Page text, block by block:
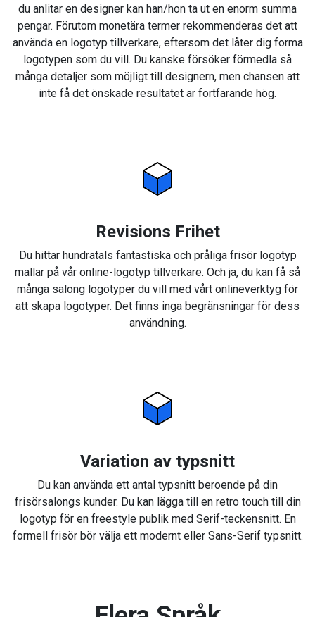
du anlitar en designer kan han/hon ta ut en enorm summa
pengar. Förutom monetära termer rekommenderas det att
använda en logotyp tillverkare, eftersom det låter dig forma
logotypen som du vill. Du kanske försöker förmedla så
många detaljer som möjligt till designern, men chansen att
inte få det önskade resultatet är fortfarande hög.
Revisions Frihet
Du hittar hundratals fantastiska och pråliga frisör logotyp
mallar på vår online-logotyp tillverkare. Och ja, du kan få så
många salong logotyper du vill med vårt onlineverktyg för
att skapa logotyper. Det finns inga begränsningar för dess
användning.
Variation av typsnitt
Du kan använda ett antal typsnitt beroende på din
frisörsalongs kunder. Du kan lägga till en retro touch till din
logotyp för en freestyle publik med Serif-teckensnitt. En
formell frisör bör välja ett modernt eller Sans-Serif typsnitt.